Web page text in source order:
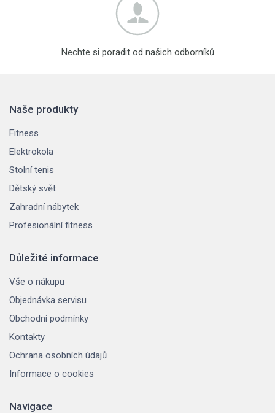
Nechte si poradit od našich odborníků
Naše produkty
Fitness
Elektrokola
Stolní tenis
Dětský svět
Zahradní nábytek
Profesionální fitness
Důležité informace
Vše o nákupu
Objednávka servisu
Obchodní podmínky
Kontakty
Ochrana osobních údajů
Informace o cookies
Navigace